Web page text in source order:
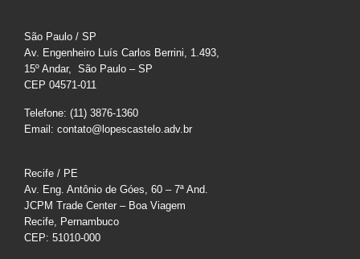
São Paulo / SP
Av. Engenheiro Luís Carlos Berrini, 1.493,
15º Andar, São Paulo – SP
CEP 04571-011
Telefone: (11) 3876-1360
Email: contato@lopescastelo.adv.br
Recife / PE
Av. Eng. Antônio de Góes, 60 – 7ª And.
JCPM Trade Center – Boa Viagem
Recife, Pernambuco
CEP: 51010-000